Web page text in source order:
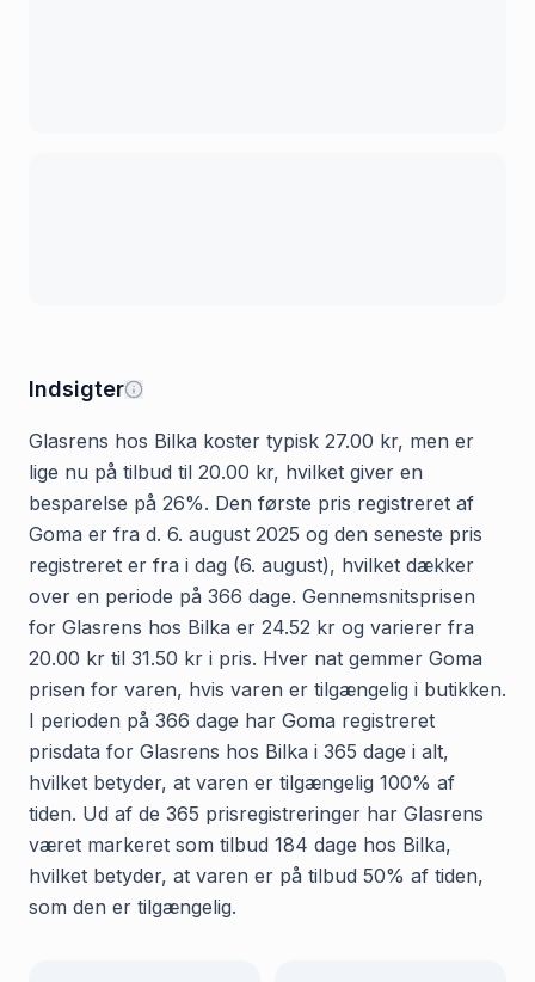
Indsigter
Glasrens hos Bilka koster typisk 27.00 kr, men er
lige nu på tilbud til 20.00 kr, hvilket giver en
besparelse på 26%. Den første pris registreret af
Goma er fra d. 6. august 2025 og den seneste pris
registreret er fra i dag (6. august), hvilket dækker
over en periode på 366 dage. Gennemsnitsprisen
for Glasrens hos Bilka er 24.52 kr og varierer fra
20.00 kr til 31.50 kr i pris. Hver nat gemmer Goma
prisen for varen, hvis varen er tilgængelig i butikken.
I perioden på 366 dage har Goma registreret
prisdata for Glasrens hos Bilka i 365 dage i alt,
hvilket betyder, at varen er tilgængelig 100% af
tiden. Ud af de 365 prisregistreringer har Glasrens
været markeret som tilbud 184 dage hos Bilka,
hvilket betyder, at varen er på tilbud 50% af tiden,
som den er tilgængelig.